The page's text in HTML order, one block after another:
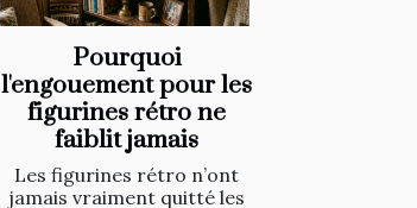
Pourquoi
l'engouement pour les
figurines rétro ne
faiblit jamais
Les figurines rétro n’ont
jamais vraiment quitté les